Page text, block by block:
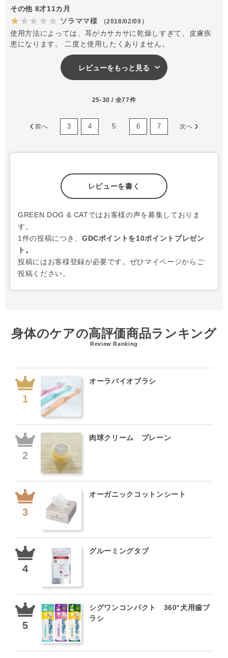
その他 8才11カ月
★★★★★ ソラママ様 （2018/02/09）
使用方法によっては、耳がカサカサに乾燥しすぎて、皮膚疾
患になります。 二度と使用したくありません。
レビューをもっと見る
25-30 / 全77件
前へ 3 4 5 6 7 次へ
レビューを書く
GREEN DOG & CATではお客様の声を募集しておりま
す。
1件の投稿につき、 GDCポイントを10ポイントプレゼン
ト。
投稿にはお客様登録が必要です。ぜひマイページからご
投稿ください。
身体のケアの高評価商品ランキング
Review Ranking
オーラバイオブラシ
肉球クリーム プレーン
オーガニックコットンシート
グルーミングタブ
シグワンコンパクト 360°犬用歯ブ
ラシ